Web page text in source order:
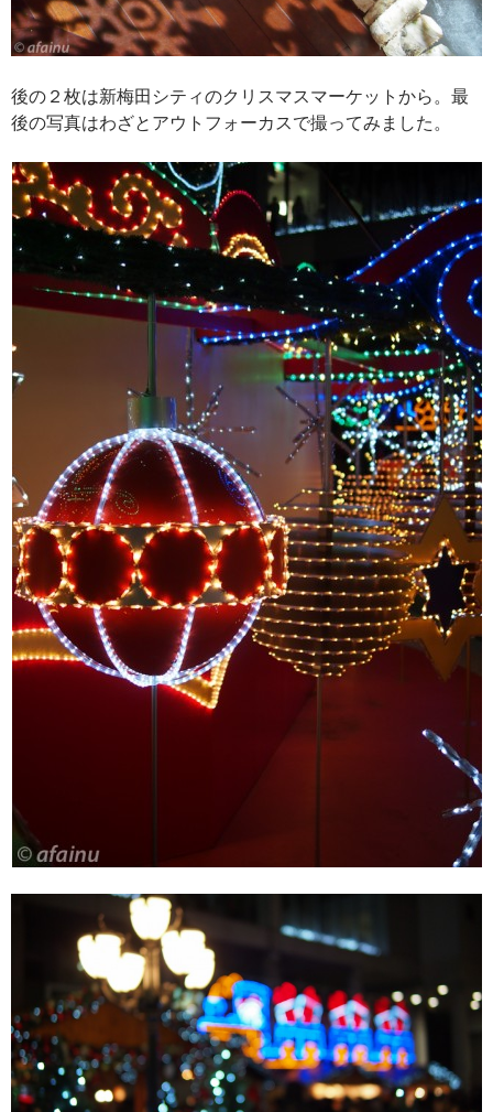
後の２枚は新梅田シティのクリスマスマーケットから。最
後の写真はわざとアウトフォーカスで撮ってみました。